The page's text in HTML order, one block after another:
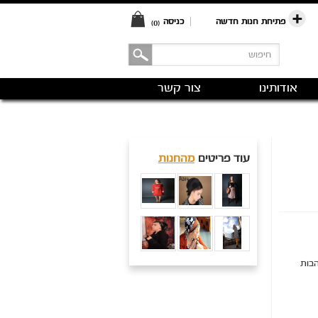
פתיחת חנות חדשה כניסה (0)
אודותינו צור קשר
עוד פריטיםמהחנות